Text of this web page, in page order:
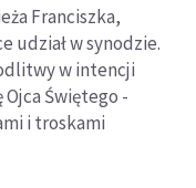
Franciszka,
udział w synodzie.
w intencji
Świętego -
i troskami